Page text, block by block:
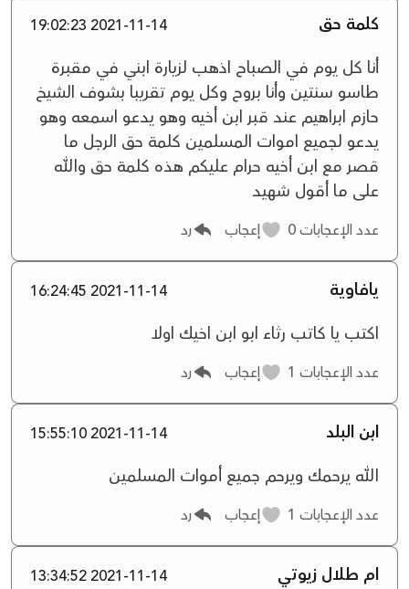
كلمة حق 2021-11-14 19:02:23
أنا كل يوم في الصباح اذهب لزيارة ابني في مقبرة
طاسو سنتين وأنا بروح وكل يوم ‏تقريبا بشوف ‏الشيخ
حازم ابراهيم عند قبر ابن أخيه وهو يدعو اسمعه وهو
يدعو لجميع اموات المسلمين ‏كلمة حق ‏الرجل ‏ما
قصر مع ابن أخيه حرام عليكم هذه كلمة حق ‏والله
على ما أقول شهيد
عدد الإعجابات إعجاب رد
يافاوية 2021-11-14 16:24:45
اكتب يا كاتب رثاء ابو ابن اخيك اولا
عدد الإعجابات إعجاب رد
ابن البلد 2021-11-14 15:55:10
الله يرحمك ‏ويرحم جميع أموات المسلمين
عدد الإعجابات إعجاب رد
ام طلال زيوتي 2021-11-14 13:34:52